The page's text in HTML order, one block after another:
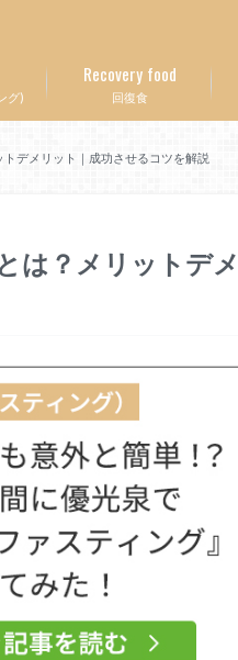
グ) 回復食
Recovery food
デメリット｜成功させるコツを解説
は？メリットデメ